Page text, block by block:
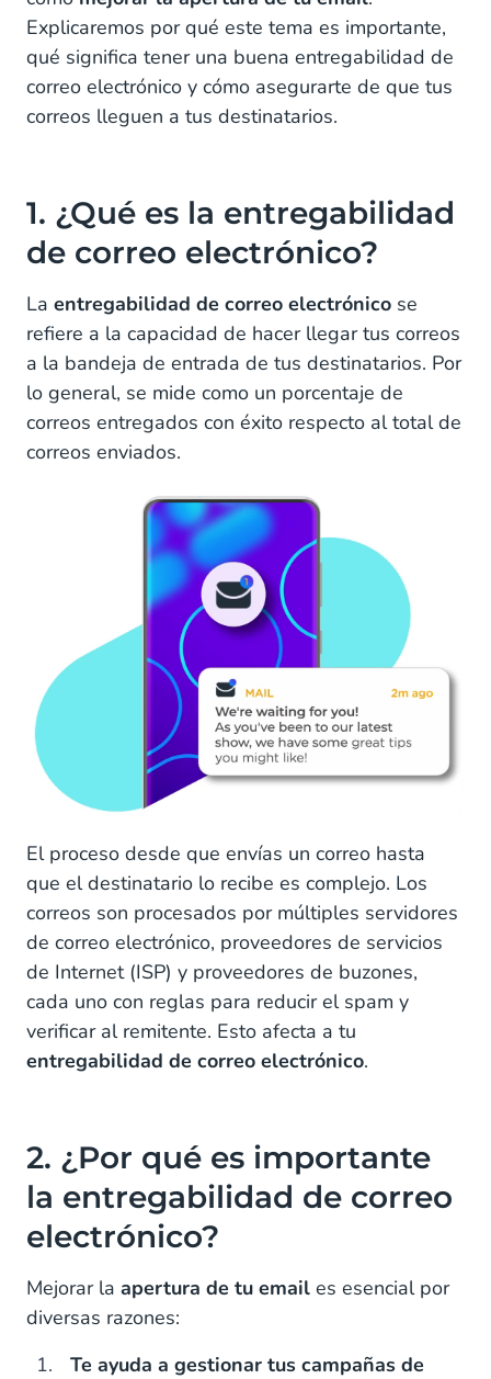
3. ¿Qué factores afectan a la entregabilidad de
correo electrónico?
4. ¿Cuáles son las buenas estadísticas de entrega
5. ¿Cuáles son los principales factores que
determinan la reputación del remitente?
6. ¿Qué puedes hacer para mejorar tu reputación
del remitente?
7. Personas involucradas en la entregabilidad de
correo electrónico
8. ¿Cómo asegurar que tu primer correo
electrónico a un nuevo contacto se entregue?
Explicaremos por qué este tema es importante,
qué significa tener una buena entregabilidad de
correo electrónico y cómo asegurarte de que tus
correos lleguen a tus destinatarios.
1. ¿Qué es la entregabilidad
de correo electrónico?
La entregabilidad de correo electrónico se
refiere a la capacidad de hacer llegar tus correos
a la bandeja de entrada de tus destinatarios. Por
lo general, se mide como un porcentaje de
correos entregados con éxito respecto al total de
correos enviados.
El proceso desde que envías un correo hasta
que el destinatario lo recibe es complejo. Los
correos son procesados por múltiples servidores
de correo electrónico, proveedores de servicios
de Internet (ISP) y proveedores de buzones,
cada uno con reglas para reducir el spam y
verificar al remitente. Esto afecta a tu
entregabilidad de correo electrónico.
2. ¿Por qué es importante
la entregabilidad de correo
electrónico?
Mejorar la apertura de tu email es esencial por
diversas razones:
Te ayuda a gestionar tus campañas de